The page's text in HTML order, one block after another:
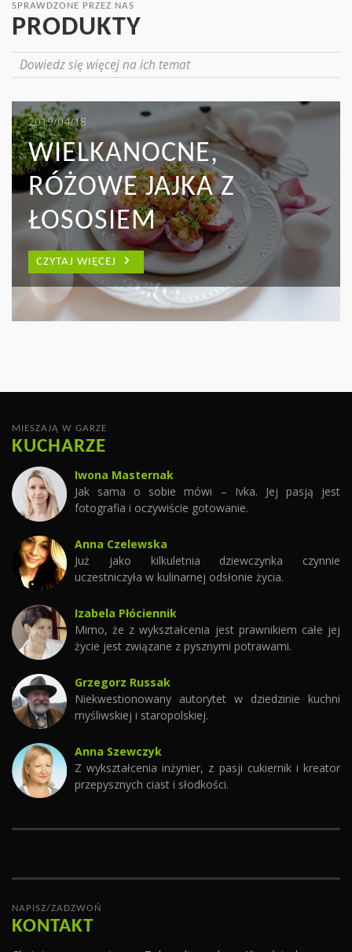
SPRAWDZONE PRZEZ NAS
PRODUKTY
Dowiedz się więcej na ich temat
2019/05/16
MIĘSO I KAPUSTA:
WYŚMIENITY DUET, Z
KTÓREGO MOŻNA
WYCZAROWAĆ WIELE
PYSZNYCH DAŃ
2019/04/18
WIELKANOCNE,
RÓŻOWE JAJKA Z
ŁOSOSIEM
CZYTAJ WIĘCEJ
2019/04/17
MAKARON TAGLIATELLE
Z ZIELONYMI
SZPARAGAMI I SZYNKĄ
PARMEŃSKĄ
CZYTAJ WIĘCEJ
MIESZAJĄ W GARZE
KUCHARZE
Iwona Masternak
Jak sama o sobie mówi – Ivka. Jej pasją jest
fotografia i oczywiście gotowanie.
Anna Czelewska
Już jako kilkuletnia dziewczynka czynnie
uczestniczyła w kulinarnej odsłonie życia.
Izabela Płóciennik
Mimo, że z wykształcenia jest prawnikiem całe jej
życie jest związane z pysznymi potrawami.
Grzegorz Russak
Niekwestionowany autorytet w dziedzinie kuchni
myśliwskiej i staropolskiej.
Anna Szewczyk
Z wykształcenia inżynier, z pasji cukiernik i kreator
przepysznych ciast i słodkości.
NAPISZ/ZADZWOŃ
KONTAKT